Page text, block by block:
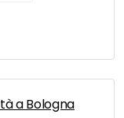
a Bologna